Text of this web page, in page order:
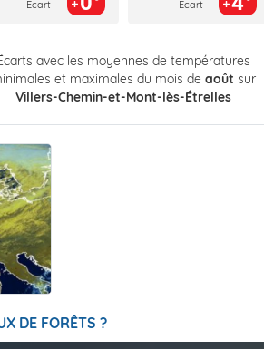
Ecart Ecart
avec les moyennes de températures
et maximales du mois de août sur
Villers-Chemin-et-Mont-lès-Étrelles
DE FORÊTS ?